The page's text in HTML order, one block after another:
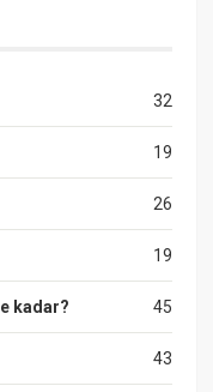
32
19
26
19
45
kadar?
43